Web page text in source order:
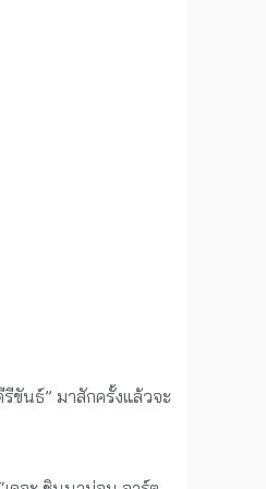
รีขันธ์” มาสักครั้งแล้วจะ